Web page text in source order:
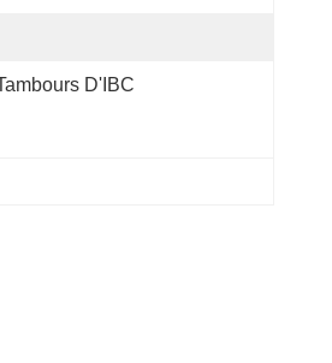
D'IBC